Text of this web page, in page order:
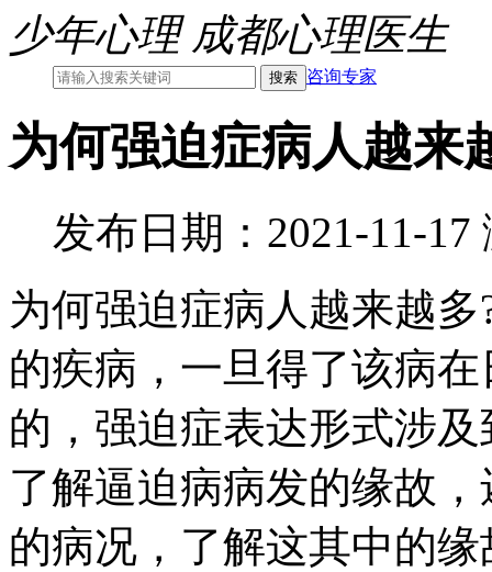
少年心理 成都心理医生
咨询专家
为何强迫症病人越来
发布日期：2021-11-17
为何强迫症病人越来越
的疾病，一旦得了该病
的，强迫症表达形式涉
了解逼迫病病发的缘故
的病况，了解这其中的